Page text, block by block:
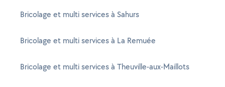
Bricolage et multi services à Sahurs
Bricolage et multi services à La Remuée
Bricolage et multi services à Theuville-aux-Maillots